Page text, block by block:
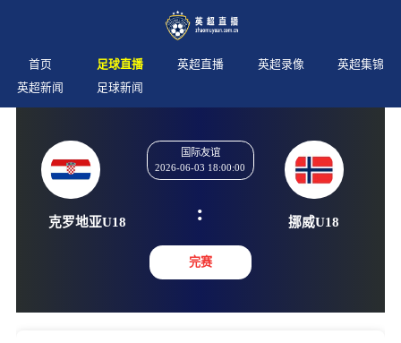
首页 足球直播 英超直播 英超录像
英超集锦
英超新闻
足球新闻
克罗地亚U18 :